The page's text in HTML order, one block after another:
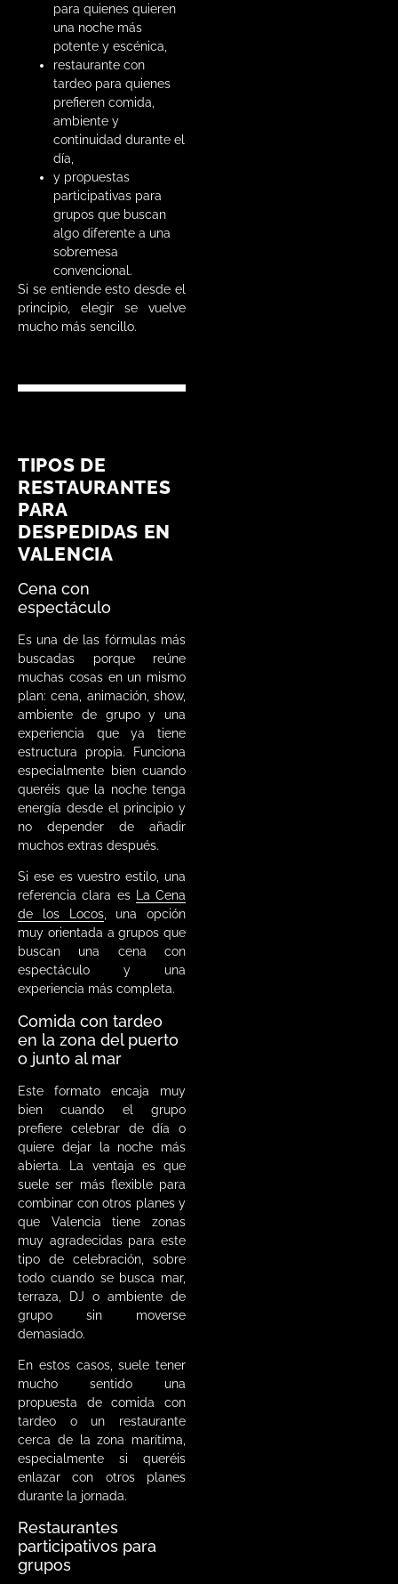
para quienes quieren
una noche más
potente y escénica,
restaurante con
tardeo para quienes
prefieren comida,
ambiente y
continuidad durante el
día,
y propuestas
participativas para
grupos que buscan
algo diferente a una
sobremesa
convencional.
Si se entiende esto desde el
principio, elegir se vuelve
mucho más sencillo.
TIPOS DE
RESTAURANTES
PARA
DESPEDIDAS EN
VALENCIA
Cena con
espectáculo
Es una de las fórmulas más
buscadas porque reúne
muchas cosas en un mismo
plan: cena, animación, show,
ambiente de grupo y una
experiencia que ya tiene
estructura propia. Funciona
especialmente bien cuando
queréis que la noche tenga
energía desde el principio y
no depender de añadir
muchos extras después.
Si ese es vuestro estilo, una
referencia clara es La Cena
de los Locos, una opción
muy orientada a grupos que
buscan una cena con
espectáculo y una
experiencia más completa.
Comida con tardeo
en la zona del puerto
o junto al mar
Este formato encaja muy
bien cuando el grupo
prefiere celebrar de día o
quiere dejar la noche más
abierta. La ventaja es que
suele ser más flexible para
combinar con otros planes y
que Valencia tiene zonas
muy agradecidas para este
tipo de celebración, sobre
todo cuando se busca mar,
terraza, DJ o ambiente de
grupo sin moverse
demasiado.
En estos casos, suele tener
mucho sentido una
propuesta de comida con
tardeo o un restaurante
cerca de la zona marítima,
especialmente si queréis
enlazar con otros planes
durante la jornada.
Restaurantes
participativos para
grupos